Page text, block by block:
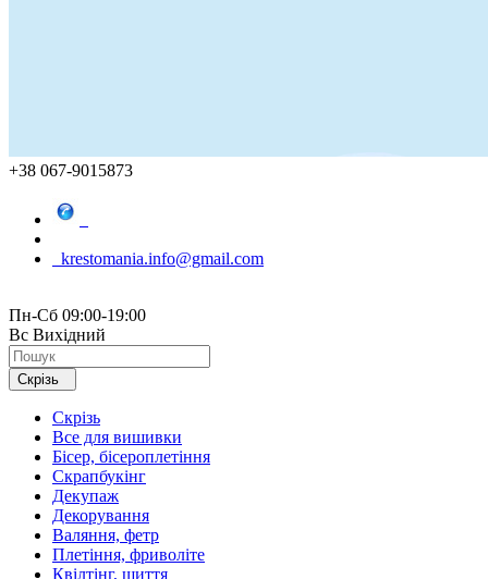
+38 067-9015873
krestomania.info@gmail.com
Пн-Сб 09:00-19:00
Вс Вихідний
Скрізь
Скрізь
Все для вишивки
Бісер, бісероплетіння
Скрапбукінг
Декупаж
Декорування
Валяння, фетр
Плетіння, фриволіте
Квілтінг, шиття